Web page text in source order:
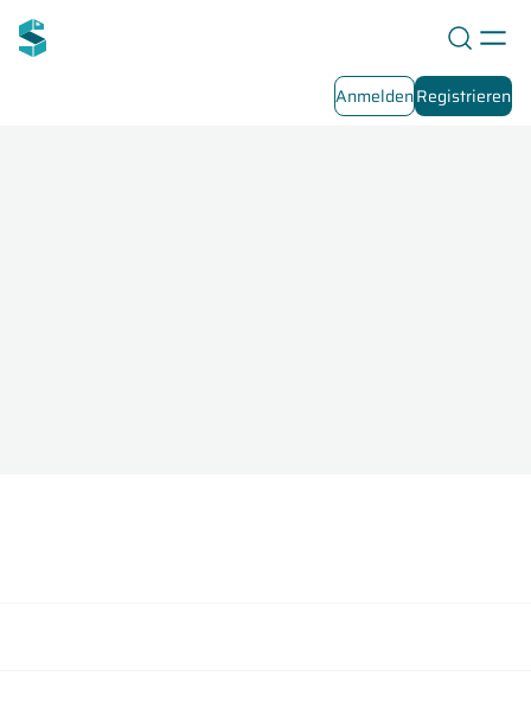
AnmeldenRegistrieren